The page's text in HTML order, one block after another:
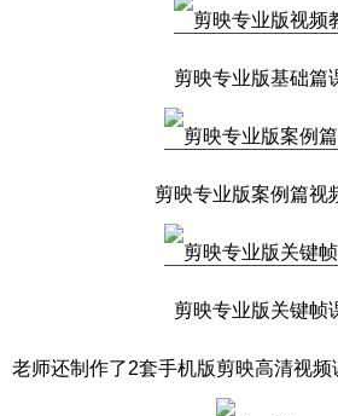
剪映专业版基础篇
剪映专业版案例篇视
剪映专业版关键帧
老师还制作了2套手机版剪映高清视频